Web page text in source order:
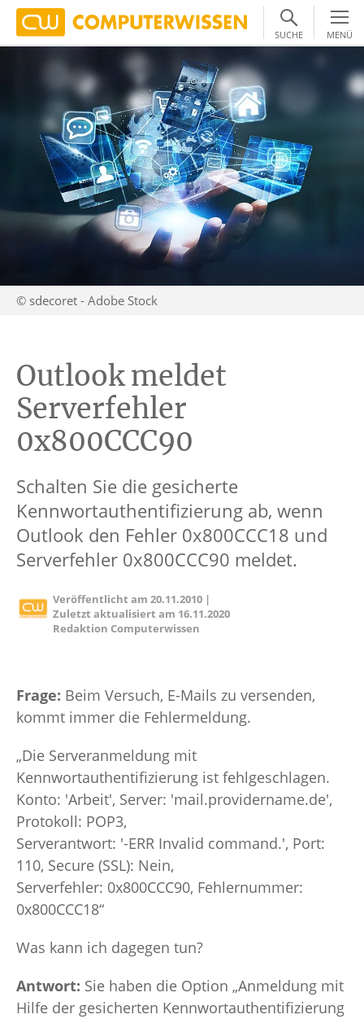
SUCHE MENÜ
© sdecoret - Adobe Stock
Outlook meldet
Serverfehler
0x800CCC90
Schalten Sie die gesicherte
Kennwortauthentifizierung ab, wenn
Outlook den Fehler 0x800CCC18 und
Serverfehler 0x800CCC90 meldet.
Veröffentlicht am20.11.2010 |
Zuletzt aktualisiert am 16.11.2020
Redaktion Computerwissen
Frage: Beim Versuch, E-Mails zu versenden,
kommt immer die Fehlermeldung.
„Die Serveranmeldung mit
Kennwortauthentifizierung ist fehlgeschlagen.
Konto: 'Arbeit', Server: 'mail.providername.de',
Protokoll: POP3,
Serverantwort: '-ERR Invalid command.', Port:
110, Secure (SSL): Nein,
Serverfehler: 0x800CCC90, Fehlernummer:
0x800CCC18“
Was kann ich dagegen tun?
Antwort: Sie haben die Option „Anmeldung mit
Hilfe der gesicherten Kennwortauthentifizierung